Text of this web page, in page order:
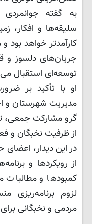
به گفته
سلیقه‌ها و افکار،
کارآمدتر خواهد
جریان‌های دلسوز و
توسعه‌ای استقبال
او با تأکید بر
مدیریت شهرستان و
گرو مشارکت جمعی،
از ظرفیت نخبگان و
در این دیدار،
از رویکردها و
کمبودها و مطالبات
لزوم برنامه‌ریزی
مردمی و نخبگانی